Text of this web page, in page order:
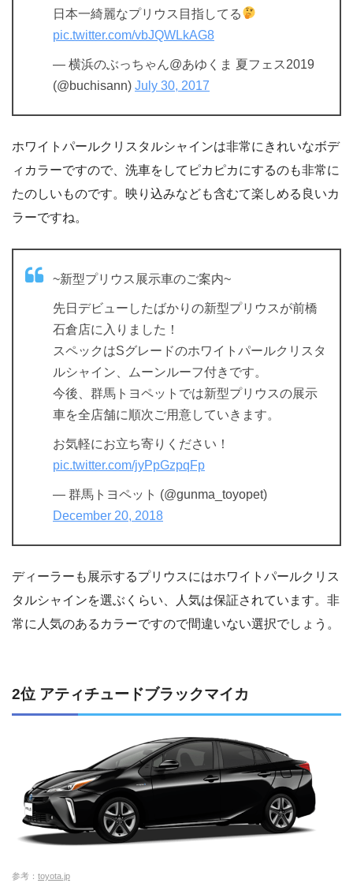
日本一綺麗なプリウス目指してる
pic.twitter.com/vbJQWLkAG8
— 横浜のぶっちゃん@あゆくま 夏フェス2019
(@buchisann) July 30, 2017
ホワイトパールクリスタルシャインは非常にきれいなボデ
ィカラーですので、洗車をしてピカピカにするのも非常に
たのしいものです。映り込みなども含むて楽しめる良いカ
ラーですね。
~新型プリウス展示車のご案内~
先日デビューしたばかりの新型プリウスが前橋
石倉店に入りました！
スペックはSグレードのホワイトパールクリスタ
ルシャイン、ムーンルーフ付きです。
今後、群馬トヨペットでは新型プリウスの展示
車を全店舗に順次ご用意していきます。
お気軽にお立ち寄りください！
pic.twitter.com/jyPpGzpqFp
— 群馬トヨペット (@gunma_toyopet)
December 20, 2018
ディーラーも展示するプリウスにはホワイトパールクリス
タルシャインを選ぶくらい、人気は保証されています。非
常に人気のあるカラーですので間違いない選択でしょう。
2位 アティチュードブラックマイカ
参考： toyota.jp